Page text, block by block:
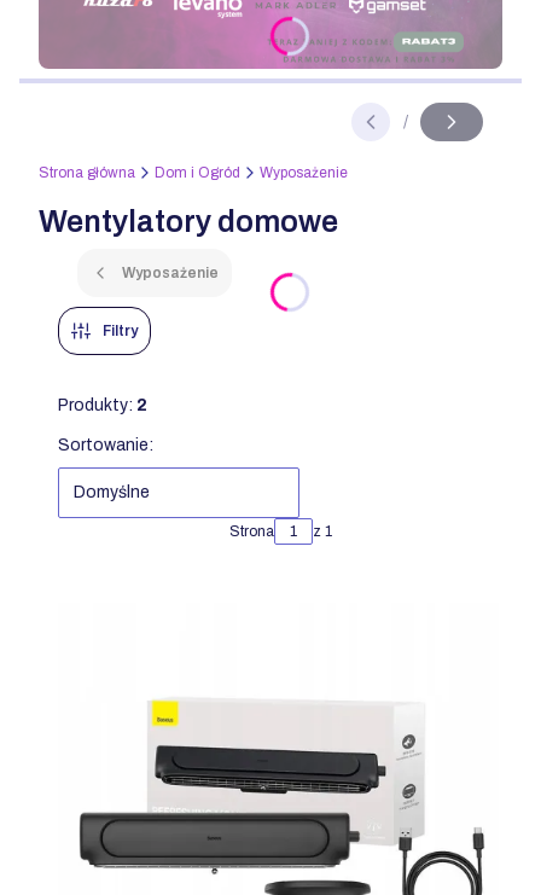
Naciśnij Enter lub spację, aby otworzyć stronę.
Slajd
/
z
Strona główna Dom i Ogród Wyposażenie
Wentylatory domowe
Wyposażenie
Filtry
Produkty: 2
Lista produktów
Sortowanie:
Domyślne
Strona z 1